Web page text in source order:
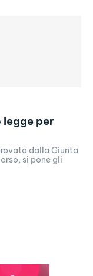
legge per
dalla Giunta
si pone gli